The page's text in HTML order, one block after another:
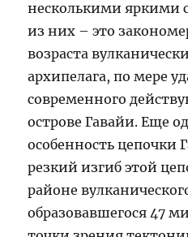
несколькими яркими
из них – это
возраста
архипелага, по мере
современного
острове Гавайи. Еще
особенность цепочки
резкий изгиб этой
районе
образовавшегося 47